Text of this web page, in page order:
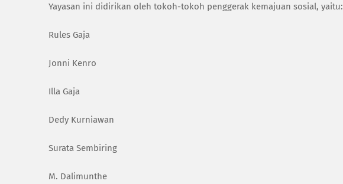
Yayasan ini didirikan oleh tokoh-tokoh penggerak kemajuan sosial, yaitu:
Rules Gaja
Jonni Kenro
Illa Gaja
Dedy Kurniawan
Surata Sembiring
M. Dalimunthe